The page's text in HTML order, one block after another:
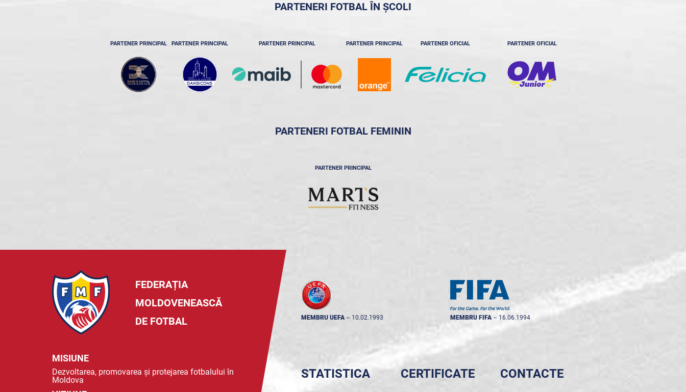
PARTENERI FOTBAL ÎN ȘCOLI
PARTENER PRINCIPAL PARTENER PRINCIPAL PARTENER PRINCIPAL PARTENER PRINCIPAL PARTENER OFICIAL PARTENER OFICIAL
PARTENERI FOTBAL FEMININ
PARTENER PRINCIPAL
FEDERAȚIA
MOLDOVENEASCĂ
DE FOTBAL
MISIUNE
Dezvoltarea, promovarea și protejarea fotbalului în
Moldova
MEMBRU UEFA -- 10.02.1993 MEMBRU FIFA -- 16.06.1994
STATISTICA CERTIFICATE CONTACTE